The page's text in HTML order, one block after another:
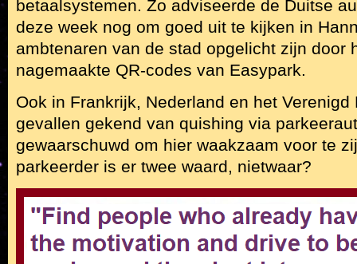
betaalsystemen. Zo adviseerde de Duitse
deze week nog om goed uit te kijken in
ambtenaren van de stad opgelicht zijn door
nagemaakte QR-codes van Easypark.
Ook in Frankrijk, Nederland en het
gevallen gekend van quishing via
gewaarschuwd om hier waakzaam voor te
parkeerder is er twee waard, nietwaar?